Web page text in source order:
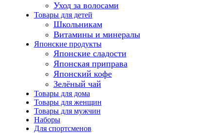
Уход за волосами
Товары для детей
Школьникам
Витамины и минералы
Японские продукты
Японские сладости
Японская приправа
Японский кофе
Зелёный чай
Товары для дома
Товары для женщин
Товары для мужчин
Наборы
Для спортсменов